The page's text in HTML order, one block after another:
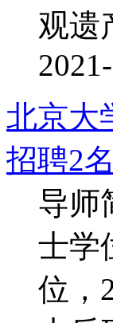
观遗
北京大
招聘2
导师
士学
位，